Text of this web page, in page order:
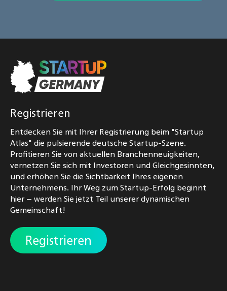
Registrieren
Entdecken Sie mit Ihrer Registrierung beim "Startup
Atlas" die pulsierende deutsche Startup-Szene.
Profitieren Sie von aktuellen Branchenneuigkeiten,
vernetzen Sie sich mit Investoren und Gleichgesinnten,
und erhöhen Sie die Sichtbarkeit Ihres eigenen
Unternehmens. Ihr Weg zum Startup-Erfolg beginnt
hier – werden Sie jetzt Teil unserer dynamischen
Gemeinschaft!
Registrieren